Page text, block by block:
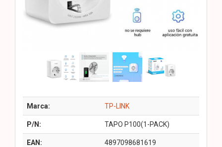
Marca: TP-LINK
P/N: TAPO P100(1-PACK)
EAN: 4897098681619